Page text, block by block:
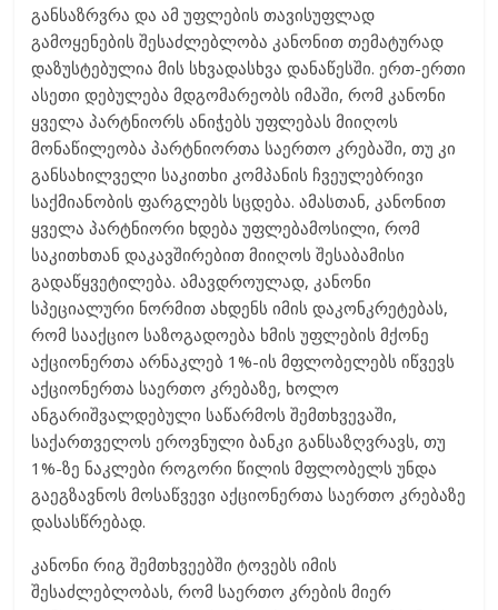
განსაზრვრა და ამ უფლების თავისუფლად
გამოყენების შესაძლებლობა კანონით თემატურად
დაზუსტებულია მის სხვადასხვა დანაწესში. ერთ-ერთი
ასეთი დებულება მდგომარეობს იმაში, რომ კანონი
ყველა პარტნიორს ანიჭებს უფლებას მიიღოს
მონაწილეობა პარტნიორთა საერთო კრებაში, თუ კი
განსახილველი საკითხი კომპანის ჩვეულებრივი
საქმიანობის ფარგლებს სცდება. ამასთან, კანონით
ყველა პარტნიორი ხდება უფლებამოსილი, რომ
საკითხთან დაკავშირებით მიიღოს შესაბამისი
გადაწყვეტილება. ამავდროულად, კანონი
სპეციალური ნორმით ახდენს იმის დაკონკრეტებას,
რომ სააქციო საზოგადოება ხმის უფლების მქონე
აქციონერთა არნაკლებ 1%-ის მფლობელებს იწვევს
აქციონერთა საერთო კრებაზე, ხოლო
ანგარიშვალდებული საწარმოს შემთხვევაში,
საქართველოს ეროვნული ბანკი განსაზღვრავს, თუ
1%-ზე ნაკლები როგორი წილის მფლობელს უნდა
გაეგზავნოს მოსაწვევი აქციონერთა საერთო კრებაზე
დასასწრებად.
კანონი რიგ შემთხვეებში ტოვებს იმის
შესაძლებლობას, რომ საერთო კრების მიერ